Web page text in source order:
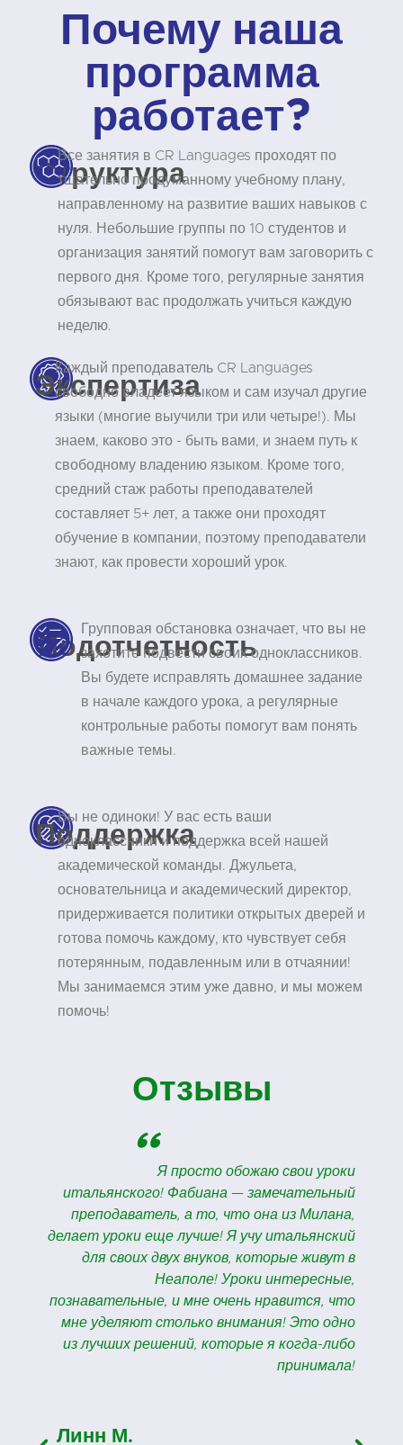
Почему наша
программа
работает?
Структура
Все занятия в CR Languages проходят по
тщательно продуманному учебному плану,
направленному на развитие ваших навыков с
нуля. Небольшие группы по 10 студентов и
организация занятий помогут вам заговорить с
первого дня. Кроме того, регулярные занятия
обязывают вас продолжать учиться каждую
неделю.
Экспертиза
Каждый преподаватель CR Languages
свободно владеет языком и сам изучал другие
языки (многие выучили три или четыре!). Мы
знаем, каково это - быть вами, и знаем путь к
свободному владению языком. Кроме того,
средний стаж работы преподавателей
составляет 5+ лет, а также они проходят
обучение в компании, поэтому преподаватели
знают, как провести хороший урок.
Подотчетность
Групповая обстановка означает, что вы не
захотите подвести своих одноклассников.
Вы будете исправлять домашнее задание
в начале каждого урока, а регулярные
контрольные работы помогут вам понять
важные темы.
Поддержка
Вы не одиноки! У вас есть ваши
одноклассники и поддержка всей нашей
академической команды. Джульета,
основательница и академический директор,
придерживается политики открытых дверей и
готова помочь каждому, кто чувствует себя
потерянным, подавленным или в отчаянии!
Мы занимаемся этим уже давно, и мы можем
помочь!
Отзывы
"Я просто обожаю свои уроки
итальянского! Фабиана — замечательный
преподаватель, а то, что она из Милана,
делает уроки еще лучше! Я учу итальянский
для своих двух внуков, которые живут в
Неаполе! Уроки интересные,
познавательные, и мне очень нравится, что
мне уделяют столько внимания! Это одно
из лучших решений, которые я когда-либо
принимала!
Линн М.